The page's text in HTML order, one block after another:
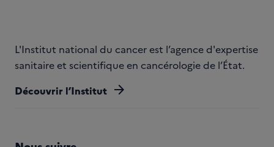
L'Institut national du cancer est l’agence d'expertise
sanitaire et scientifique en cancérologie de l’État.
Découvrir l’Institut arrow_forward